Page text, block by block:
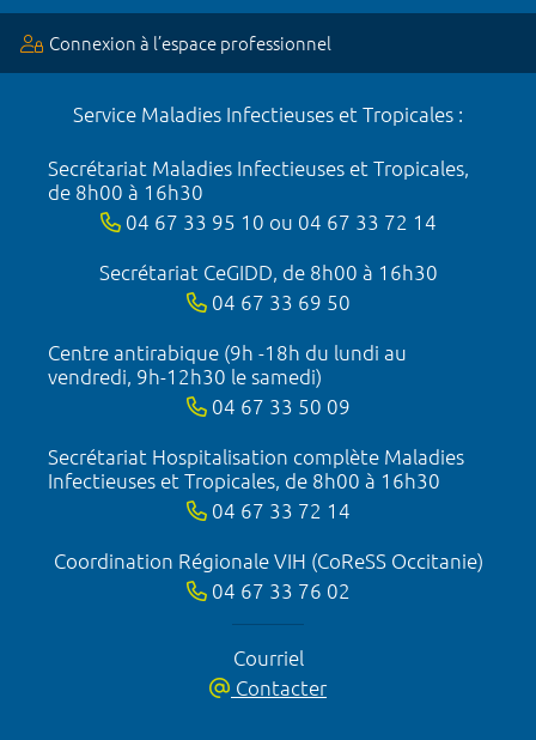
Connexion à l’espace professionnel
Service Maladies Infectieuses et Tropicales :
Secrétariat Maladies Infectieuses et Tropicales,
de 8h00 à 16h30
04 67 33 95 10 ou 04 67 33 72 14
Secrétariat CeGIDD, de 8h00 à 16h30
04 67 33 69 50
Centre antirabique (9h -18h du lundi au
vendredi, 9h-12h30 le samedi)
04 67 33 50 09
Secrétariat Hospitalisation complète Maladies
Infectieuses et Tropicales, de 8h00 à 16h30
04 67 33 72 14
Coordination Régionale VIH (CoReSS Occitanie)
04 67 33 76 02
Courriel
Contacter